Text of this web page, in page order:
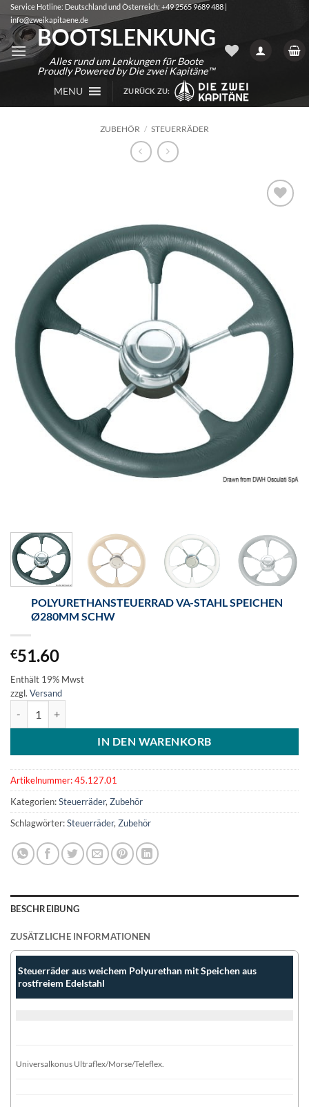
Zum
Inhalt
springen
Service Hotline: Deutschland und Österreich: +49 2565 9689 488 |
info@zweikapitaene.de
BOOTSLENKUNG
Alles rund um Lenkungen für Boote
Proudly Powered by Die zwei Kapitäne™
MENU
ZURÜCK ZU:
ZUBEHÖR / STEUERRÄDER
POLYURETHANSTEUERRAD VA-STAHL SPEICHEN
Ø280MM SCHW
€51.60
Enthält 19% Mwst
zzgl. Versand
IN DEN WARENKORB
Artikelnummer:45.127.01
Kategorien:Steuerräder,Zubehör
Schlagwörter:Steuerräder,Zubehör
BESCHREIBUNG
ZUSÄTZLICHE INFORMATIONEN
Steuerräder aus weichem Polyurethan mit Speichen aus
rostfreiem Edelstahl
Universalkonus Ultraflex/Morse/Teleflex.